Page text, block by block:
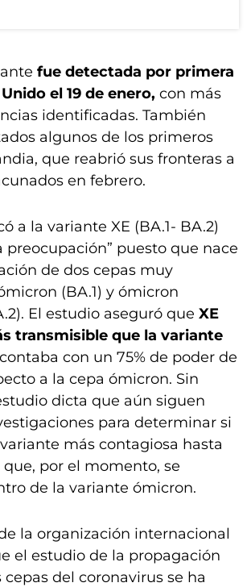
fue detectada por primera
el 19 de enero, con más
identificadas. También
algunos de los primeros
que reabrió sus fronteras a
en febrero.
a la variante XE (BA.1- BA.2)
preocupación” puesto que nace
de dos cepas muy
(BA.1) y ómicron
El estudio aseguró que XE
transmisible que la variante
con un 75% de poder de
a la cepa ómicron. Sin
dicta que aún siguen
para determinar si
más contagiosa hasta
que, por el momento, se
de la variante ómicron.
la organización internacional
el estudio de la propagación
cepas del coronavirus se ha